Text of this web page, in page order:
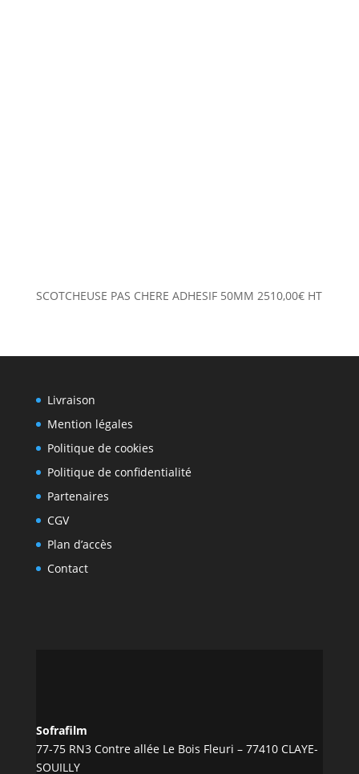
SCOTCHEUSE PAS CHERE ADHESIF 50MM 2510,00€ HT
Livraison
Mention légales
Politique de cookies
Politique de confidentialité
Partenaires
CGV
Plan d’accès
Contact
Sofrafilm
77-75 RN3 Contre allée Le Bois Fleuri – 77410 CLAYE-
SOUILLY